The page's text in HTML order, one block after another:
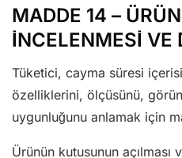
MADDE 14 –
İNCELENMESİ VE
Tüketici, cayma süresi
özelliklerini, ölçüsünü,
uygunluğunu anlamak için
Ürünün kutusunun açılması